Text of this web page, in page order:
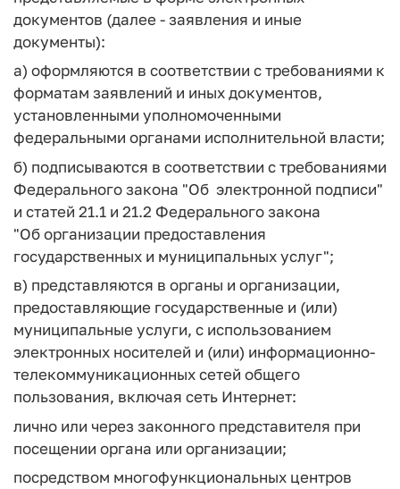
документов (далее - заявления и иные
документы):
а) оформляются в соответствии с требованиями к
форматам заявлений и иных документов,
установленными уполномоченными
федеральными органами исполнительной власти;
б) подписываются в соответствии с требованиями
Федерального закона "Об электронной подписи"
и статей 21.1 и 21.2 Федерального закона
"Об организации предоставления
государственных и муниципальных услуг";
в) представляются в органы и организации,
предоставляющие государственные и (или)
муниципальные услуги, с использованием
электронных носителей и (или) информационно-
телекоммуникационных сетей общего
пользования, включая сеть Интернет:
лично или через законного представителя при
посещении органа или организации;
посредством многофункциональных центров